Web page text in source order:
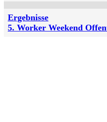
Ergebnisse
5. Worker Weekend